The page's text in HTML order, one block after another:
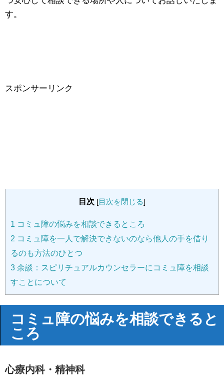
す。
スポンサーリンク
目次 [目次を閉じる]
1 コミュ障の悩みを相談できるところ
2 コミュ障を一人で解決できないのなら他人の手を借り
るのも方法のひとつ
3 余談：スピリチュアルカウンセラーにコミュ障を相談
すことについて
コミュ障の悩みを相談できると
ころ
心療内科・精神科